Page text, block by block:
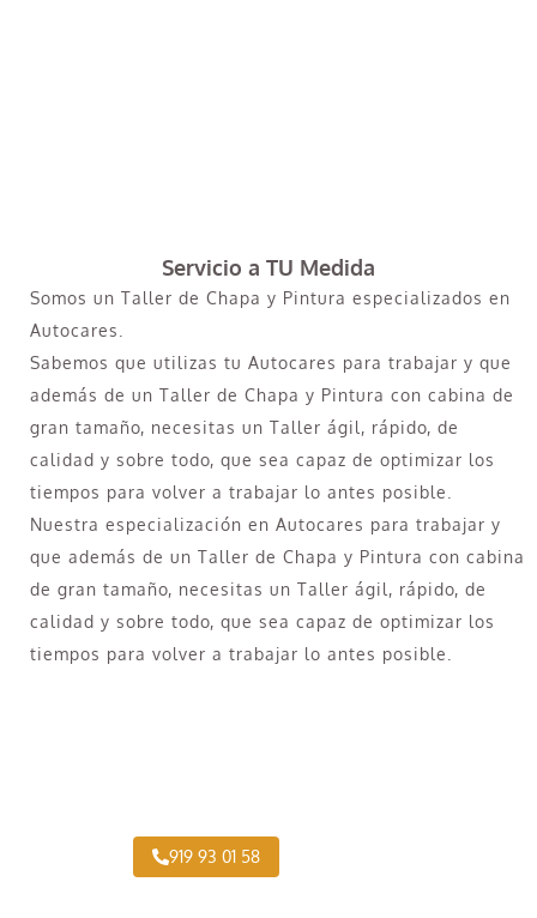
Servicio a TU Medida
Somos un Taller de Chapa y Pintura especializados en
Autocares.
Sabemos que utilizas tu Autocares para trabajar y que
además de un Taller de Chapa y Pintura con cabina de
gran tamaño, necesitas un Taller ágil, rápido, de
calidad y sobre todo, que sea capaz de optimizar los
tiempos para volver a trabajar lo antes posible.
Nuestra especialización en Autocares para trabajar y
que además de un Taller de Chapa y Pintura con cabina
de gran tamaño, necesitas un Taller ágil, rápido, de
calidad y sobre todo, que sea capaz de optimizar los
tiempos para volver a trabajar lo antes posible.
919 93 01 58